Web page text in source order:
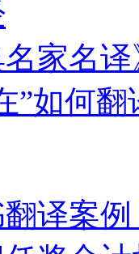
名家名
”如何翻
译案